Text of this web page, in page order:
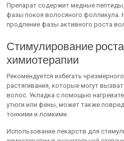
Препарат содержит медные
фазы покоя волосяного фолликула.
продление фазы активного роста
Стимулирование
химиотерапии
Рекомендуется избегать
растягивания, которые могут
волос. Укладка с помощью
утюги или фены, может также
тонкими и ломкими.
Использование лекарств для